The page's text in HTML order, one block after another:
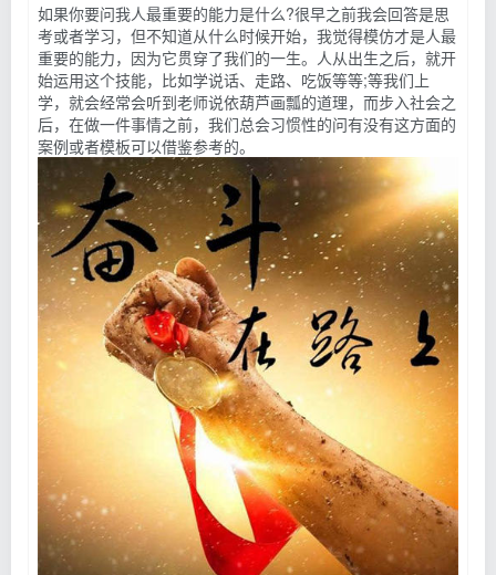
如果你要问我人最重要的能力是什么?很早之前我会回答是思
考或者学习，但不知道从什么时候开始，我觉得模仿才是人最
重要的能力，因为它贯穿了我们的一生。人从出生之后，就开
始运用这个技能，比如学说话、走路、吃饭等等;等我们上
学，就会经常会听到老师说依葫芦画瓢的道理，而步入社会之
后，在做一件事情之前，我们总会习惯性的问有没有这方面的
案例或者模板可以借鉴参考的。